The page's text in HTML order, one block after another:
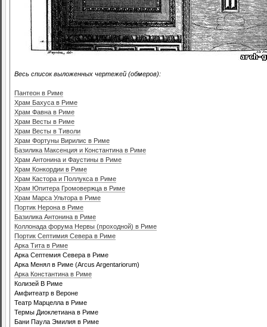
Весь список выложенных чертежей (обмеров):
Пантеон в Риме
Храм Бахуса в Риме
Храм Фавна в Риме
Храм Весты в Риме
Храм Весты в Тиволи
Храм Фортуны Вирилис в Риме
Базилика Максенция и Константина в Риме
Храм Антонина и Фаустины в Риме
Храм Конкордии в Риме
Храм Кастора и Поллукса в Риме
Храм Юпитера Громовержца в Риме
Храм Марса Ультора в Риме
Портик Нерона в Риме
Базилика Антонина в Риме
Коллонада форума Нервы (проходной) в Риме
Портик Септимия Севера в Риме
Арка Тита в Риме
Арка Септемия Севера в Риме
Арка Менял в Риме (Arcus Argentariorum)
Арка Константина в Риме
Колизей В Риме
Амфитеатр в Вероне
Театр Марцелла в Риме
Термы Диоклетиана в Риме
Бани Паула Эмилия в Риме